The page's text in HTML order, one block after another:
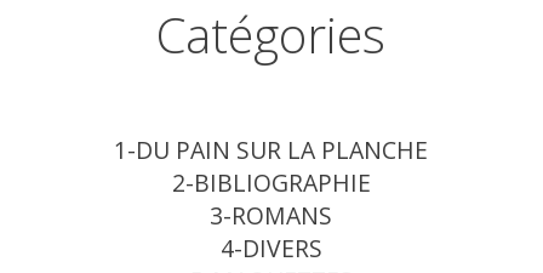
Catégories
1-DU PAIN SUR LA PLANCHE
2-BIBLIOGRAPHIE
3-ROMANS
4-DIVERS